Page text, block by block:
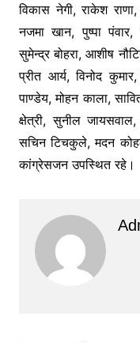
विकास नेगी, राकेश
नजमा खान, पुष्पा
सुमेन्द्र बोहरा, आशीष
प्रीत आर्य, विनोद
पाण्डेय, मोहन काला,
क्षेत्री, सुनील
सचिन टिचकुले, मदन
कांग्रेसजन उपस्थित रहे।